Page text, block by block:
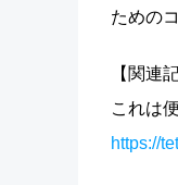
ための
【関連
これは
https://